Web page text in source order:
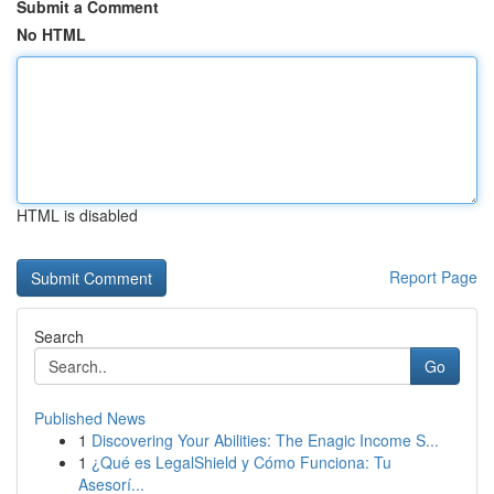
Submit a Comment
No HTML
HTML is disabled
Report Page
Search
Go
Published News
1 Discovering Your Abilities: The Enagic Income S...
1 ¿Qué es LegalShield y Cómo Funciona: Tu
Asesorí...